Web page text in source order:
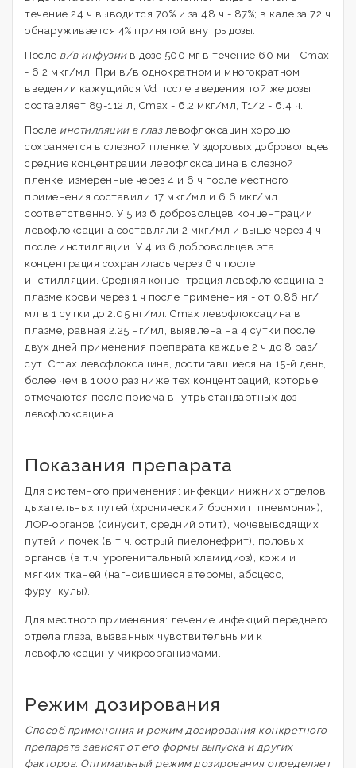
течение 24 ч выводится 70% и за 48 ч - 87%; в кале за 72 ч
обнаруживается 4% принятой внутрь дозы.
После в/в инфузиив дозе 500 мг в течение 60 мин Cmax
- 6.2 мкг/мл. При в/в однократном и многократном
введении кажущийся Vd после введения той же дозы
составляет 89-112 л, Cmax - 6.2 мкг/мл, T1/2 - 6.4 ч.
После инстилляции в глазлевофлоксацин хорошо
сохраняется в слезной пленке. У здоровых добровольцев
средние концентрации левофлоксацина в слезной
пленке, измеренные через 4 и 6 ч после местного
применения составили 17 мкг/мл и 6.6 мкг/мл
соответственно. У 5 из 6 добровольцев концентрации
левофлоксацина составляли 2 мкг/мл и выше через 4 ч
после инстилляции. У 4 из 6 добровольцев эта
концентрация сохранилась через 6 ч после
инстилляции. Средняя концентрация левофлоксацина в
плазме крови через 1 ч после применения - от 0.86 нг/
мл в 1 сутки до 2.05 нг/мл. Cmax левофлоксацина в
плазме, равная 2.25 нг/мл, выявлена на 4 сутки после
двух дней применения препарата каждые 2 ч до 8 раз/
сут. Cmax левофлоксацина, достигавшиеся на 15-й день,
более чем в 1000 раз ниже тех концентраций, которые
отмечаются после приема внутрь стандартных доз
левофлоксацина.
Показания препарата
Для системного применения: инфекции нижних отделов
дыхательных путей (хронический бронхит, пневмония),
ЛОР-органов (синусит, средний отит), мочевыводящих
путей и почек (в т.ч. острый пиелонефрит), половых
органов (в т.ч. урогенитальный хламидиоз), кожи и
мягких тканей (нагноившиеся атеромы, абсцесс,
фурункулы).
Для местного применения: лечение инфекций переднего
отдела глаза, вызванных чувствительными к
левофлоксацину микроорганизмами.
Режим дозирования
Способ применения и режим дозирования конкретного
препарата зависят от его формы выпуска и других
факторов. Оптимальный режим дозирования определяет